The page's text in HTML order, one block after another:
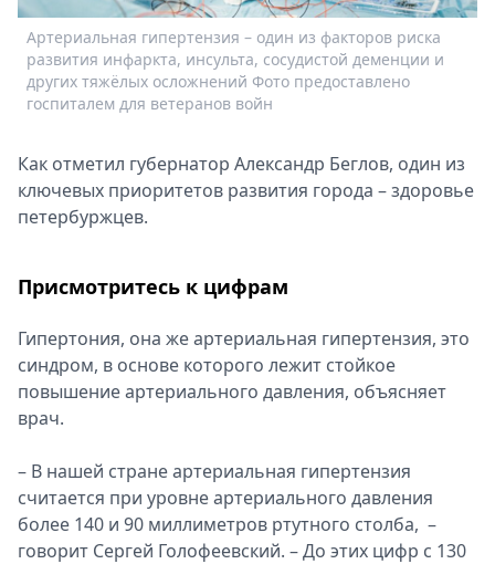
Metro
Артериальная гипертензия – один из факторов риска
развития инфаркта, инсульта, сосудистой деменции и
других тяжёлых осложнений Фото предоставлено
госпиталем для ветеранов войн
Как отметил губернатор Александр Беглов, один из
ключевых приоритетов развития города – здоровье
петербуржцев.
Присмотритесь к цифрам
Гипертония, она же артериальная гипертензия, это
синдром, в основе которого лежит стойкое
повышение артериального давления, объясняет
врач.
– В нашей стране артериальная гипертензия
считается при уровне артериального давления
более 140 и 90 миллиметров ртутного столба, –
говорит Сергей Голофеевский. – До этих цифр с 130